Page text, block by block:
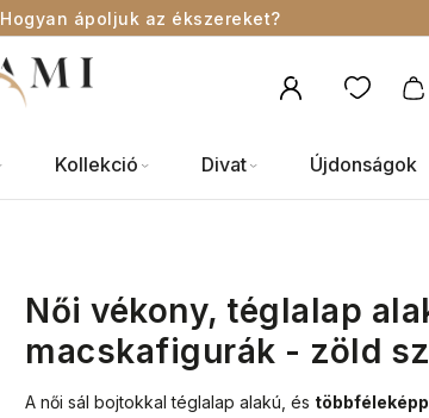
Hogyan ápoljuk az ékszereket?
Kollekció Divat Újdonságok
Női vékony, téglalap
macskafigurák - zöld
A női sál bojtokkal téglalap alakú, és